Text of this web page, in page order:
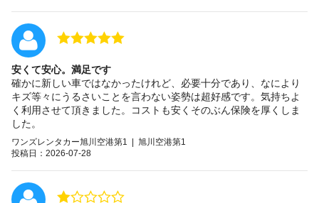
安くて安心。満足です
確かに新しい車ではなかったけれど、必要十分であり、なにより
キズ等々にうるさいことを言わない姿勢は超好感です。気持ちよ
く利用させて頂きました。コストも安くそのぶん保険を厚くしま
した。
ワンズレンタカー旭川空港第1 | 旭川空港第1
投稿日：2026-07-28